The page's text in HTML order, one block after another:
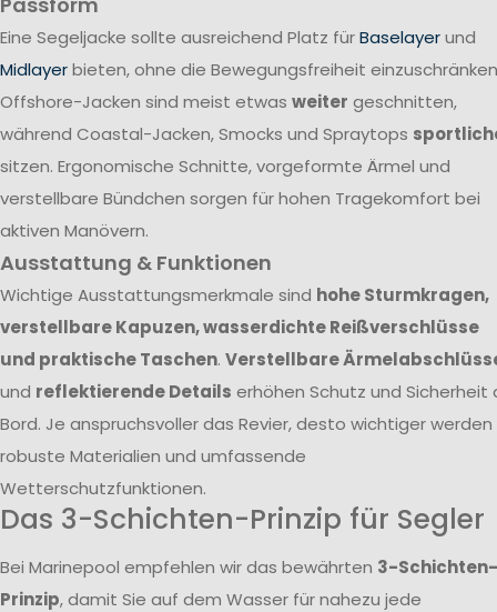
Eine Segeljacke sollte ausreichend Platz fürBaselayerund
Midlayerbieten, ohne die Bewegungsfreiheit
Offshore-Jacken sind meist etwas weiter geschnitten,
während Coastal-Jacken, Smocks und Spraytops
sitzen. Ergonomische Schnitte, vorgeformte Ärmel und
verstellbare Bündchen sorgen für hohen Tragekomfort bei
aktiven Manövern.
Ausstattung & Funktionen
Wichtige Ausstattungsmerkmale sind hohe Sturmkragen,
verstellbare Kapuzen, wasserdichte Reißverschlüsse
und praktische Taschen. Verstellbare
und reflektierende Details erhöhen Schutz und Sicherheit
Bord. Je anspruchsvoller das Revier, desto wichtiger werden
robuste Materialien und umfassende
Wetterschutzfunktionen.
Das 3-Schichten-Prinzip für Segler
Bei Marinepool empfehlen wir das bewährten 3-Schichten-
Prinzip, damit Sie auf dem Wasser für nahezu jede